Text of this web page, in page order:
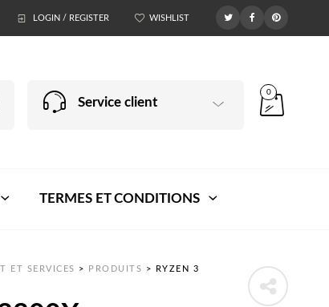
LOGIN / REGISTER WISHLIST
Service client
0
TERMES ET CONDITIONS
ET SERVICES > PRODUITS >
RYZEN 3